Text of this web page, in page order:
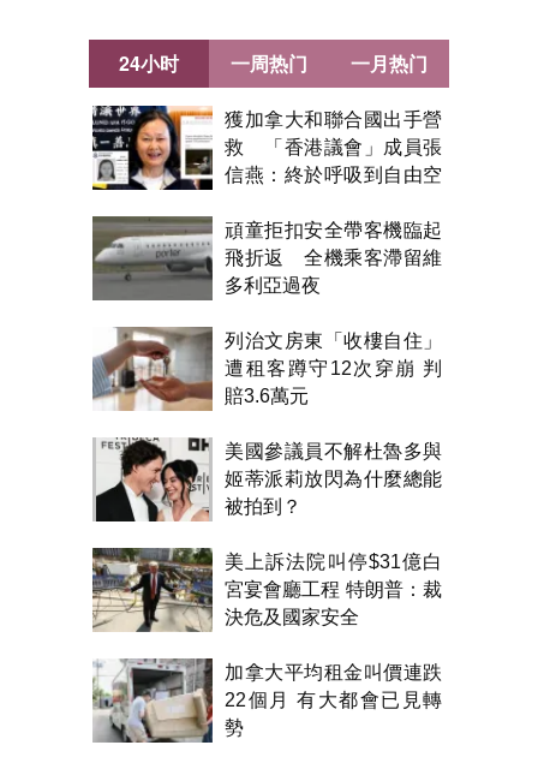
24小时
獲加拿大和聯合國出手營
救 「香港議會」成員張
信燕：終於呼吸到自由空
頑童拒扣安全帶客機臨起
飛折返 全機乘客滯留維
多利亞過夜
列治文房東「收樓自住」
遭租客蹲守12次穿崩 判
賠3.6萬元
美國參議員不解杜魯多與
姬蒂派莉放閃為什麼總能
被拍到？
美上訴法院叫停$31億白
宮宴會廳工程 特朗普：裁
決危及國家安全
加拿大平均租金叫價連跌
22個月 有大都會已見轉
勢
一周热门 一月热门